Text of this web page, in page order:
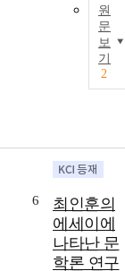
원
문
보
기
2
6
최인훈의
에세이에
나타난 문
학론 연구